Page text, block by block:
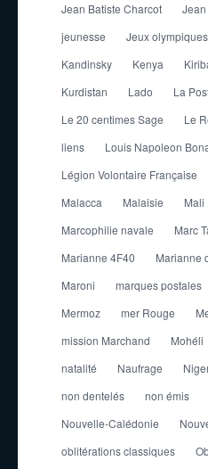
Jean Batiste Charcot
jeunesse
Jeux olympiques
Kandinsky
Kenya
Kurdistan
Lado La
Le 20 centimes Sage
Le
liens
Louis Napoleon
Légion Volontaire Française
Malacca
Malaisie Mali
Marcophilie navale
Marc
Marianne 4F40
Marianne
Maroni
marques postales
Mermoz
mer Rouge
mission Marchand
Mohéli
natalité
Naufrage
non dentelés
non émis
Nouvelle-Calédonie
oblitérations classiques